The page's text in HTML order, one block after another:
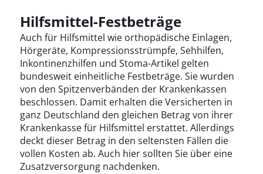
Hilfsmittel-Festbeträge
Auch für Hilfsmittel wie orthopädische Einlagen,
Hörgeräte, Kompressionsstrümpfe, Sehhilfen,
Inkontinenzhilfen und Stoma-Artikel gelten
bundesweit einheitliche Festbeträge. Sie wurden
von den Spitzenverbänden der Krankenkassen
beschlossen. Damit erhalten die Versicherten in
ganz Deutschland den gleichen Betrag von ihrer
Krankenkasse für Hilfsmittel erstattet. Allerdings
deckt dieser Betrag in den seltensten Fällen die
vollen Kosten ab. Auch hier sollten Sie über eine
Zusatzversorgung nachdenken.